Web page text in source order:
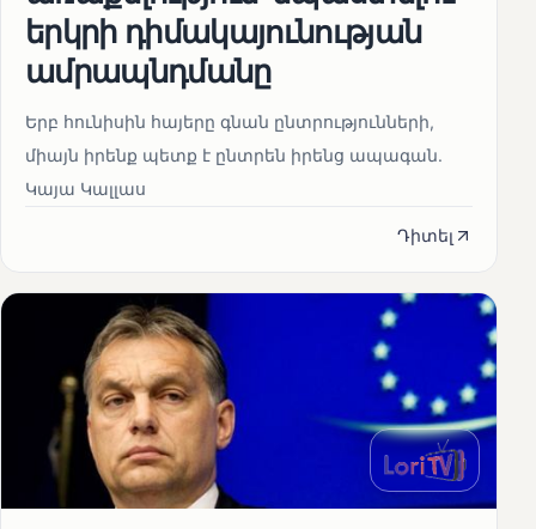
երկրի դիմակայունության
ամրապնդմանը
Երբ հունիսին հայերը գնան ընտրությունների,
միայն իրենք պետք է ընտրեն իրենց ապագան.
Կայա Կալլաս
Դիտել